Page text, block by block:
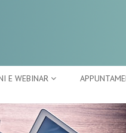
E WEBINAR